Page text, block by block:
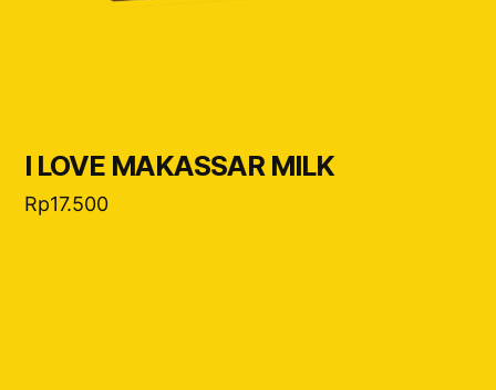
I LOVE MAKASSAR MILK
Rp17.500